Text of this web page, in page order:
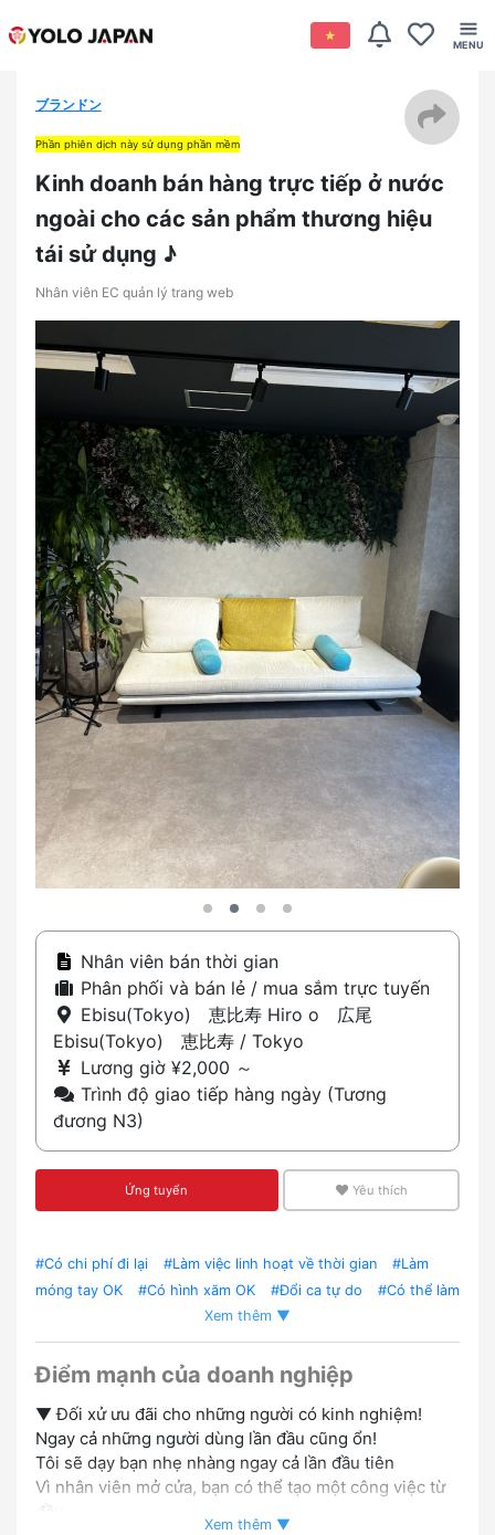
ブランドン
Phần phiên dịch này sử dụng phần mềm
Kinh doanh bán hàng trực tiếp ở nước
ngoài cho các sản phẩm thương hiệu
tái sử dụng ♪
Nhân viên EC quản lý trang web
Nhân viên bán thời gian
Phân phối và bán lẻ / mua sắm trực tuyến
Ebisu(Tokyo) 恵比寿 Hiro o 広尾
Ebisu(Tokyo) 恵比寿 / Tokyo
Lương giờ ¥2,000 ～
Trình độ giao tiếp hàng ngày (Tương
đương N3)
Ứng tuyển Yêu thích
#Có chi phí đi lại #Làm việc linh hoạt về thời gian
#Làm
móng tay OK
#Có hình xăm OK #Đổi ca tự do
#Có thể làm
#Trang phục tự do
do
#Để râu OK #Ưu đãi người có kinh nghiệm
#Tuyển
người nói tiếng Tagalog
#Tuyển người nói tiếng Anh
Xem thêm ▼
Điểm mạnh của doanh nghiệp
▼ Đối xử ưu đãi cho những người có kinh nghiệm!
Ngay cả những người dùng lần đầu cũng ổn!
Tôi sẽ dạy bạn nhẹ nhàng ngay cả lần đầu tiên
Vì nhân viên mở cửa, bạn có thể tạo một công việc từ
đầu
Xem thêm ▼